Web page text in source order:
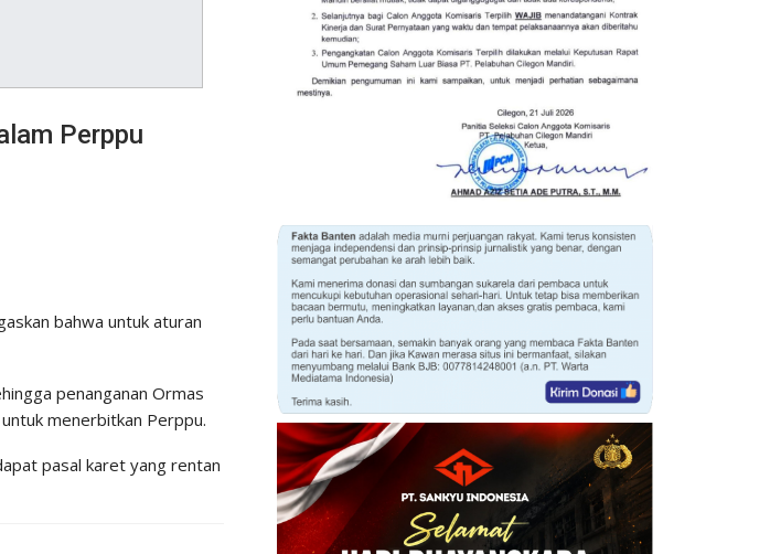
Perppu
bahwa untuk aturan
penanganan Ormas
menerbitkan Perppu.
pasal karet yang rentan